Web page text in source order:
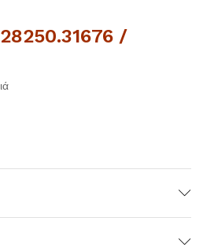
/